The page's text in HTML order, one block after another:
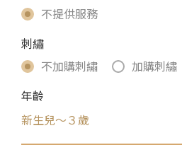
不提供服務
刺繡
不加購刺繡
加購刺繡
年齡
新生兒～３歲